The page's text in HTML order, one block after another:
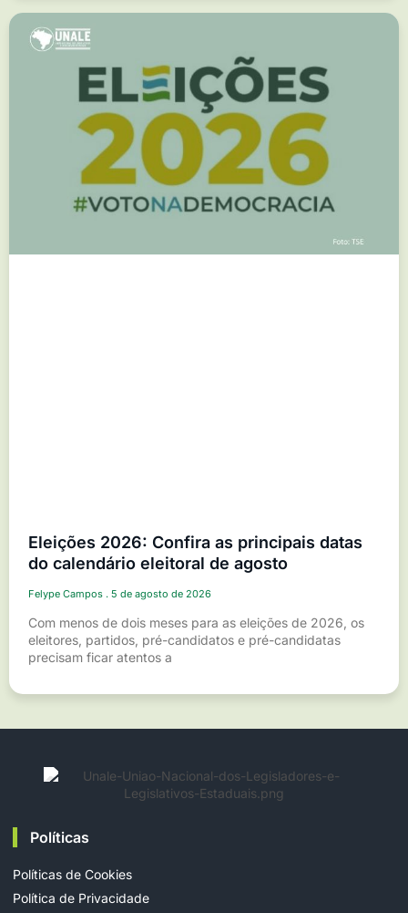
Eleições 2026: Confira as principais datas
do calendário eleitoral de agosto
Felype Campos 5 de agosto de 2026
Com menos de dois meses para as eleições de 2026, os
eleitores, partidos, pré-candidatos e pré-candidatas
precisam ficar atentos a
Políticas
Políticas de Cookies
Política de Privacidade